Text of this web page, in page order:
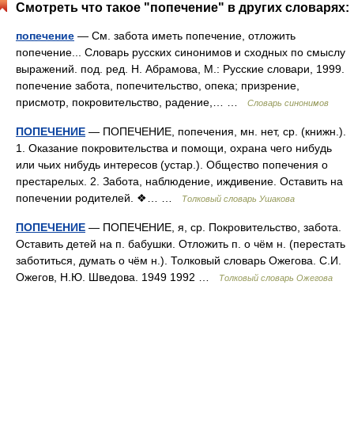
Смотреть что такое "попечение" в других словарях:
попечение — См. забота иметь попечение, отложить
попечение... Словарь русских синонимов и сходных по смыслу
выражений. под. ред. Н. Абрамова, М.: Русские словари, 1999.
попечение забота, попечительство, опека; призрение,
присмотр, покровительство, радение,… …
Словарь синонимов
ПОПЕЧЕНИЕ — ПОПЕЧЕНИЕ, попечения, мн. нет, ср. (книжн.).
1. Оказание покровительства и помощи, охрана чего нибудь
или чьих нибудь интересов (устар.). Общество попечения о
престарелых. 2. Забота, наблюдение, иждивение. Оставить на
попечении родителей. ❖… …
Толковый словарь Ушакова
ПОПЕЧЕНИЕ — ПОПЕЧЕНИЕ, я, ср. Покровительство, забота.
Оставить детей на п. бабушки. Отложить п. о чём н. (перестать
заботиться, думать о чём н.). Толковый словарь Ожегова. С.И.
Ожегов, Н.Ю. Шведова. 1949 1992 …
Толковый словарь Ожегова